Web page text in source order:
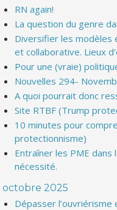
RN again!
La question du genre
Diversifier les modèles
et collaborative. Lieux
Pour une (vraie)
Nouvelles 294-
A quoi pourrait donc
Site RTBF (Trump
10 minutes pour
protectionnisme)
Entraîner les PME dans
nécessité.
octobre 2025
Dépasser